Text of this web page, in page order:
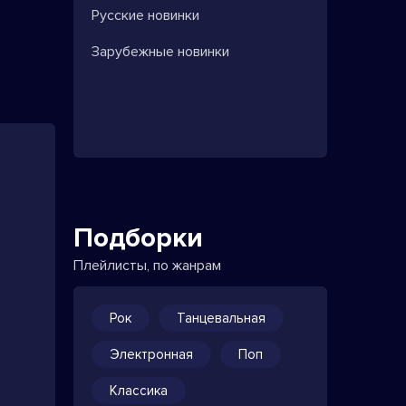
Русские новинки
Зарубежные новинки
Подборки
Плейлисты, по жанрам
Рок Танцевальная
Электронная Поп
Классика